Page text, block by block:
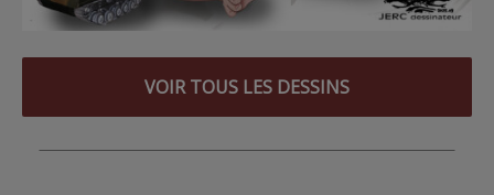
VOIR TOUS LES DESSINS